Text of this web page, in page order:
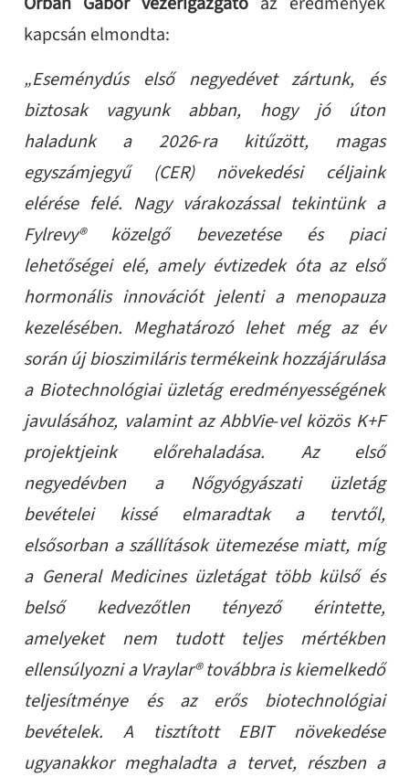
kapcsán elmondta:
„Eseménydús első negyedévet zártunk, és
biztosak vagyunk abban, hogy jó úton
haladunk a 2026‑ra kitűzött, magas
egyszámjegyű (CER) növekedési céljaink
elérése felé. Nagy várakozással tekintünk a
Fylrevy® közelgő bevezetése és piaci
lehetőségei elé, amely évtizedek óta az első
hormonális innovációt jelenti a menopauza
kezelésében. Meghatározó lehet még az év
során új bioszimiláris termékeink hozzájárulása
a Biotechnológiai üzletág eredményességének
javulásához, valamint az AbbVie‑vel közös K+F
projektjeink előrehaladása. Az első
negyedévben a Nőgyógyászati üzletág
bevételei kissé elmaradtak a tervtől,
elsősorban a szállítások ütemezése miatt, míg
a General Medicines üzletágat több külső és
belső kedvezőtlen tényező érintette,
amelyeket nem tudott teljes mértékben
ellensúlyozni a Vraylar® továbbra is kiemelkedő
teljesítménye és az erős biotechnológiai
bevételek. A tisztított EBIT növekedése
ugyanakkor meghaladta a tervet, részben a